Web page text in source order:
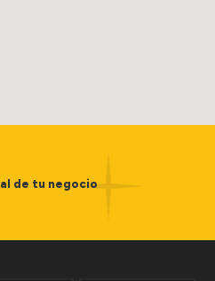
de tu negocio